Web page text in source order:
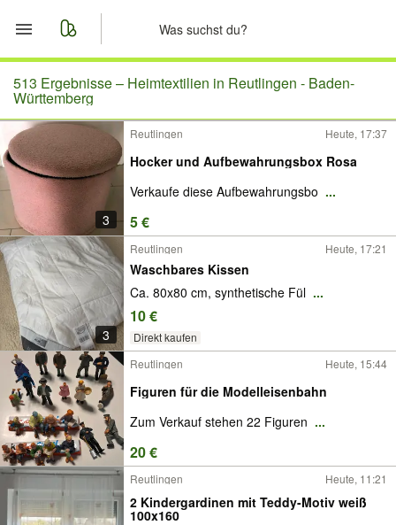
Start
Merkliste
Nachrichten
Anzeige aufgeben
513 Ergebnisse – Heimtextilien in Reutlingen - Baden-
Württemberg
3
Reutlingen Heute, 17:37
Hocker und Aufbewahrungsbox Rosa
Verkaufe diese Aufbewahrungsbo ...
5 €
3
Reutlingen Heute, 17:21
Waschbares Kissen
Ca. 80x80 cm, synthetische Fül ...
10 €
Direkt kaufen
Reutlingen
Heute, 15:44
Figuren für die Modelleisenbahn
Zum Verkauf stehen 22 Figuren ...
20 €
Reutlingen Heute, 11:21
2 Kindergardinen mit Teddy-Motiv weiß
100x160